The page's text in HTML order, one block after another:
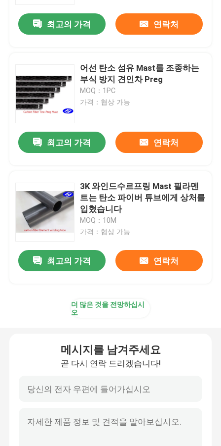
제품 소개
동영상
회사 소개
최고의 가격 연락처
어선 탄소 섬유 Mast를 조종하는
부식 방지 견인차 Preg
MOQ：1PC
가격：협상 가능
최고의 가격 연락처
3K 와인드수르프링 Mast 필라멘
트는 탄소 파이버 튜브에게 상처를
입혔습니다
MOQ：10M
가격：협상 가능
최고의 가격 연락처
더 많은 것을 전망하십시
오
메시지를 남겨주세요
곧 다시 연락 드리겠습니다!